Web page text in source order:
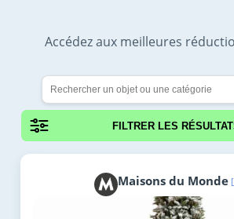
Accédez aux meilleures
FILTRER LES
Maisons du Monde